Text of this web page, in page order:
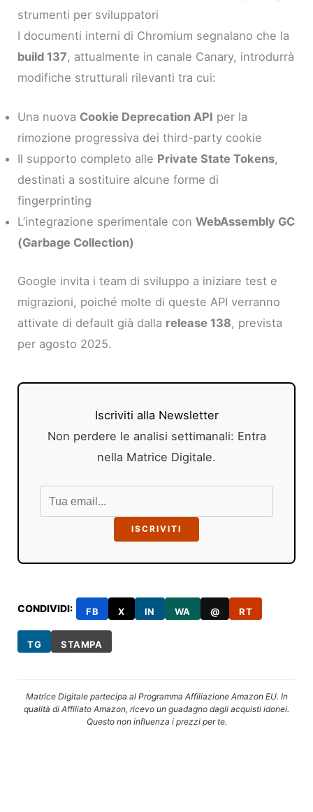
strumenti per sviluppatori
I documenti interni di Chromium segnalano che la
build 137, attualmente in canale Canary, introdurrà
modifiche strutturali rilevanti tra cui:
Una nuova Cookie Deprecation API per la
rimozione progressiva dei third-party cookie
Il supporto completo alle Private State Tokens,
destinati a sostituire alcune forme di
fingerprinting
L’integrazione sperimentale conWebAssembly GC
(Garbage Collection)
Google invita i team di sviluppo a iniziare test e
migrazioni, poiché molte di queste API verranno
attivate di default già dalla release 138, prevista
per agosto 2025.
Iscriviti alla Newsletter
Non perdere le analisi settimanali: Entra
nella Matrice Digitale.
ISCRIVITI
CONDIVIDI: FB X IN WA @ RT
TG STAMPA
Matrice Digitale partecipa al Programma Affiliazione Amazon EU. In
qualità di Affiliato Amazon, ricevo un guadagno dagli acquisti idonei.
Questo non influenza i prezzi per te.